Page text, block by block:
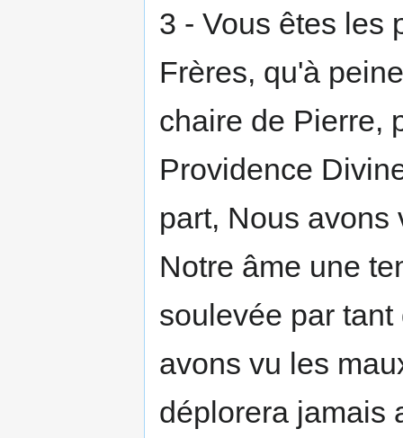
3 - Vous êtes les
Frères, qu'à
chaire de Pierre,
Providence
part, Nous avons
Notre âme une
soulevée par
avons vu les
déplorera jamais